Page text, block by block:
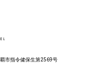
市指令健保生第2569号